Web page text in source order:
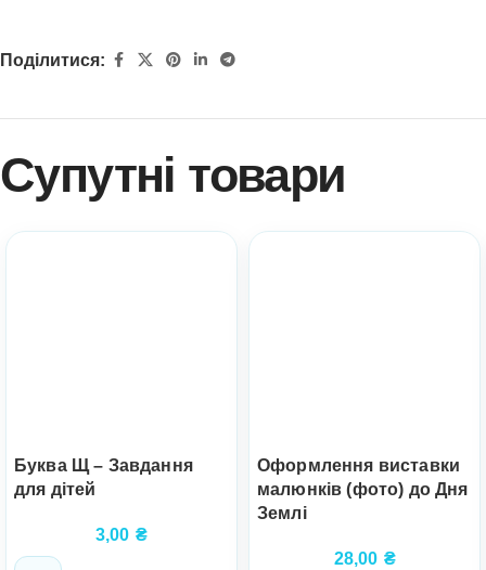
Поділитися:
Супутні товари
Буква Щ – Завдання
для дітей
3,00 ₴
Оформлення виставки
малюнків (фото) до Дня
Землі
28,00 ₴